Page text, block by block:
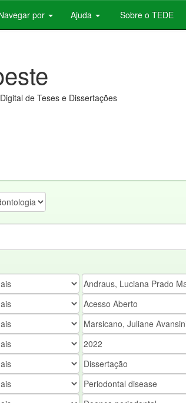
por Ajuda Sobre o TEDE
de Teses e Dissertações